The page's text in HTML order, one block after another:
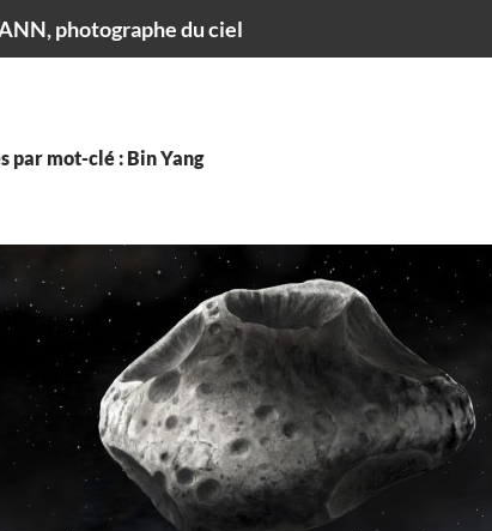
photographe du ciel
par mot-clé : Bin Yang